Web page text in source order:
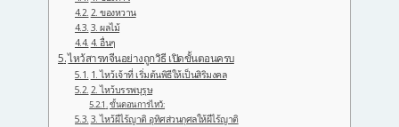
2. ของหวาน
3. ผลไม้
4. อื่นๆ
ไหว้สารทจีนอย่างถูกวิธี เปิดขั้นตอนครบ
1. ไหว้เจ้าที่ เริ่มต้นพิธีให้เป็นสิริมงคล
2. ไหว้บรรพบุรุษ
ขั้นตอนการไหว้:
3. ไหว้ผีไร้ญาติ อุทิศส่วนกุศลให้ผีไร้ญาติ